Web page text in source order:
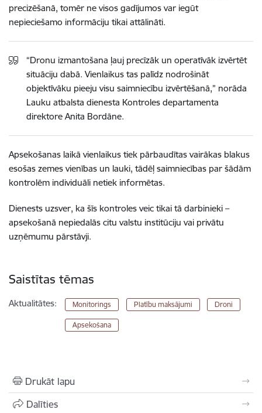
precizēšanā, tomēr ne visos gadījumos var iegūt
nepieciešamo informāciju tikai attālināti.
“Dronu izmantošana ļauj precīzāk un operatīvāk izvērtēt
situāciju dabā. Vienlaikus tas palīdz nodrošināt
objektīvāku pieeju visu saimniecību izvērtēšanā,” norāda
Lauku atbalsta dienesta Kontroles departamenta
direktore Anita Bordāne.
Apsekošanas laikā vienlaikus tiek pārbaudītas vairākas blakus
esošas zemes vienības un lauki, tādēļ saimniecības par šādām
kontrolēm individuāli netiek informētas.
Dienests uzsver, ka šīs kontroles veic tikai tā darbinieki –
apsekošanā nepiedalās citu valstu institūciju vai privātu
uzņēmumu pārstāvji.
Saistītas tēmas
Aktualitātes: Monitorings Platību maksājumi Droni
Apsekošana
Drukāt lapu
Dalīties